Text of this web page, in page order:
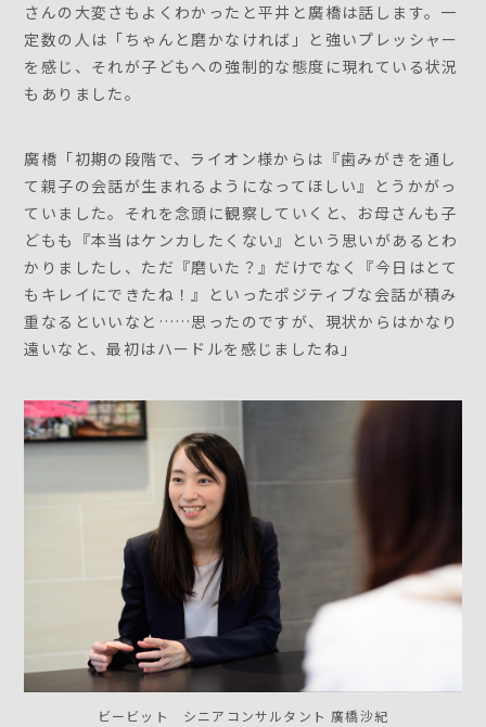
さんの大変さもよくわかったと平井と廣橋は話します。一
定数の人は「ちゃんと磨かなければ」と強いプレッシャー
を感じ、それが子どもへの強制的な態度に現れている状況
もありました。
廣橋「初期の段階で、ライオン様からは『歯みがきを通し
て親子の会話が生まれるようになってほしい』とうかがっ
ていました。それを念頭に観察していくと、お母さんも子
どもも『本当はケンカしたくない』という思いがあるとわ
かりましたし、ただ『磨いた？』だけでなく『今日はとて
もキレイにできたね！』といったポジティブな会話が積み
重なるといいなと……思ったのですが、現状からはかなり
遠いなと、最初はハードルを感じましたね」
ビービット シニアコンサルタント 廣橋沙紀